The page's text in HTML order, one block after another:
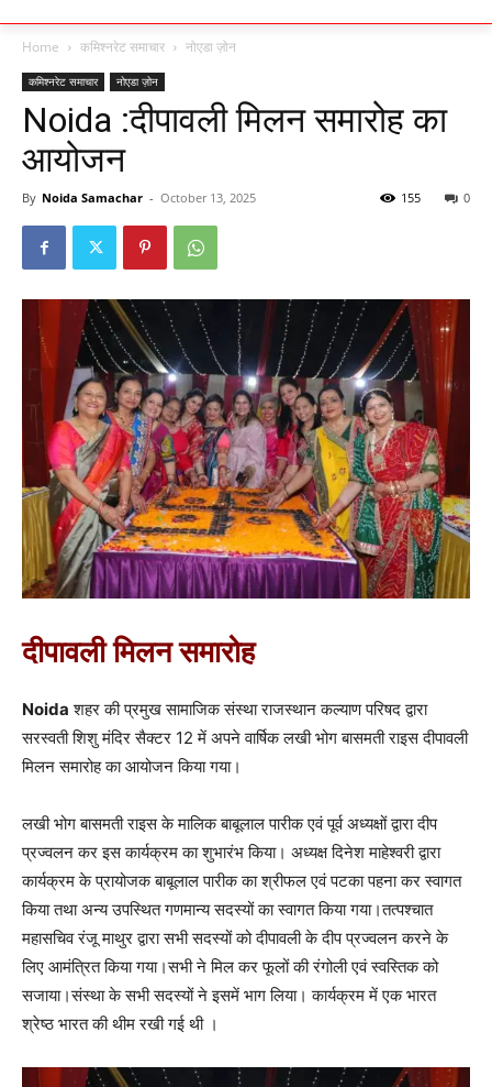
Home कमिश्नरेट समाचार नोएडा ज़ोन
कमिश्नरेट समाचार नोएडा ज़ोन
Noida :दीपावली मिलन समारोह का
आयोजन
By Noida Samachar - October 13, 2025 0
155
दीपावली मिलन समारोह
Noida शहर की प्रमुख सामाजिक संस्था राजस्थान कल्याण परिषद द्वारा
सरस्वती शिशु मंदिर सैक्टर 12 में अपने वार्षिक लखी भोग बासमती राइस दीपावली
मिलन समारोह का आयोजन किया गया।
लखी भोग बासमती राइस के मालिक बाबूलाल पारीक एवं पूर्व अध्यक्षों द्वारा दीप
प्रज्वलन कर इस कार्यक्रम का शुभारंभ किया। अध्यक्ष दिनेश माहेश्वरी द्वारा
कार्यक्रम के प्रायोजक बाबूलाल पारीक का श्रीफल एवं पटका पहना कर स्वागत
किया तथा अन्य उपस्थित गणमान्य सदस्यों का स्वागत किया गया।तत्पश्चात
महासचिव रंजू माथुर द्वारा सभी सदस्यों को दीपावली के दीप प्रज्वलन करने के
लिए आमंत्रित किया गया।सभी ने मिल कर फूलों की रंगोली एवं स्वस्तिक को
सजाया।संस्था के सभी सदस्यों ने इसमें भाग लिया। कार्यक्रम में एक भारत
श्रेष्ठ भारत की थीम रखी गई थी ।